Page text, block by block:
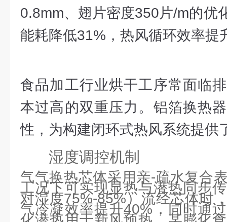
0.8mm、翅片密度350片/m的优
能耗降低31%，热风循环效率提
食品加工行业烘干工序常面临
本过高的双重压力。铝箔换热
性，为构建闭环式热风系统提供
湿度调控机制
气气换热芯体采用亲-疏水复合
工况下可实现显热与潜热同步
对湿度75%-85%）流经芯体时
气冷凝效率提升40%，同时通
化潜热用于新风预热。某膨化